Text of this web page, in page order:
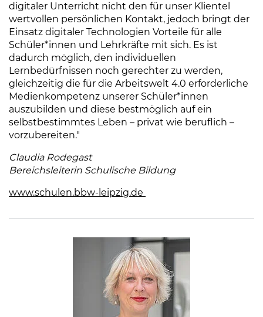
digitaler Unterricht nicht den für unser Klientel
wertvollen persönlichen Kontakt, jedoch bringt der
Einsatz digitaler Technologien Vorteile für alle
Schüler*innen und Lehrkräfte mit sich. Es ist
dadurch möglich, den individuellen
Lernbedürfnissen noch gerechter zu werden,
gleichzeitig die für die Arbeitswelt 4.0 erforderliche
Medienkompetenz unserer Schüler*innen
auszubilden und diese bestmöglich auf ein
selbstbestimmtes Leben – privat wie beruflich –
vorzubereiten."
Claudia Rodegast
Bereichsleiterin Schulische Bildung
www.schulen.bbw-leipzig.de